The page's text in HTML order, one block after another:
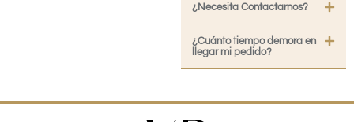
¿Necesita Contactarnos?
¿Cuánto tiempo demora en
llegar mi pedido?